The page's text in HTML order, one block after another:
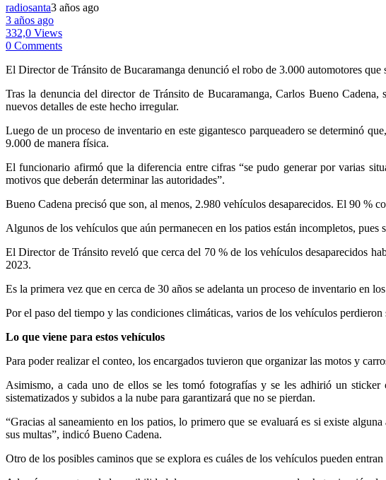
radiosanta3 años ago
3 años ago
332,0 Views
0 Comments
El Director de Tránsito de Bucaramanga denunció el robo de 3.000 automotores que
Tras la denuncia del director de Tránsito de Bucaramanga, Carlos Bueno
nuevos detalles de este hecho irregular.
Luego de un proceso de inventario en este gigantesco parqueadero se determinó
9.000 de manera física.
El funcionario afirmó que la diferencia entre cifras “se pudo generar por varias
motivos que deberán determinar las autoridades”.
Bueno Cadena precisó que son, al menos, 2.980 vehículos desaparecidos. El 90 %
Algunos de los vehículos que aún permanecen en los patios están incompletos,
El Director de Tránsito reveló que cerca del 70 % de los vehículos desaparecidos
2023.
Es la primera vez que en cerca de 30 años se adelanta un proceso de inventario en
Por el paso del tiempo y las condiciones climáticas, varios de los vehículos
Lo que viene para estos vehículos
Para poder realizar el conteo, los encargados tuvieron que organizar las motos y
Asimismo, a cada uno de ellos se les tomó fotografías y se les adhirió un
sistematizados y subidos a la nube para garantizará que no se pierdan.
“Gracias al saneamiento en los patios, lo primero que se evaluará es si existe
sus multas”, indicó Bueno Cadena.
Otro de los posibles caminos que se explora es cuáles de los vehículos pueden